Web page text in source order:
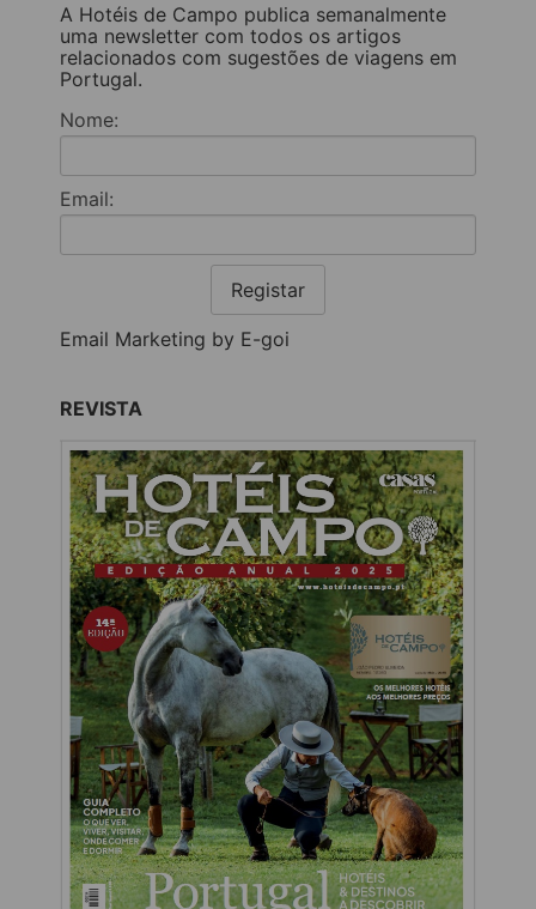
A Hotéis de Campo publica semanalmente
uma newsletter com todos os artigos
relacionados com sugestões de viagens em
Portugal.
Nome:
Email:
Registar
Email Marketing by E-goi
REVISTA